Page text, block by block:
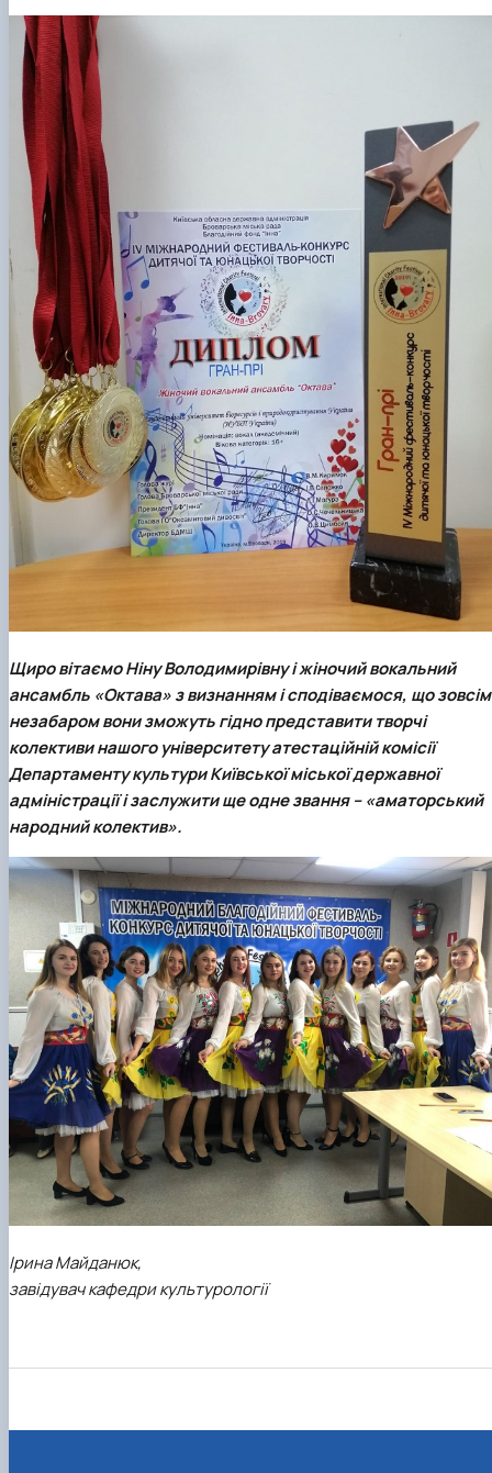
Щиро вітаємо Ніну Володимирівну і жіночий вокальний
ансамбль «Октава» з визнанням і сподіваємося, що зовсім
незабаром вони зможуть гідно представити творчі
колективи нашого університету атестаційній комісії
Департаменту культури Київської міської державної
адміністрації і заслужити ще одне звання – «аматорський
народний колектив».
Ірина Майданюк,
завідувач кафедри культурології